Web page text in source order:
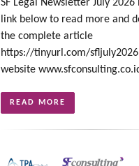
SF Legal Newsletter July 2026
link below to read more and
the complete article
https://tinyurl.com/
website
READ MORE